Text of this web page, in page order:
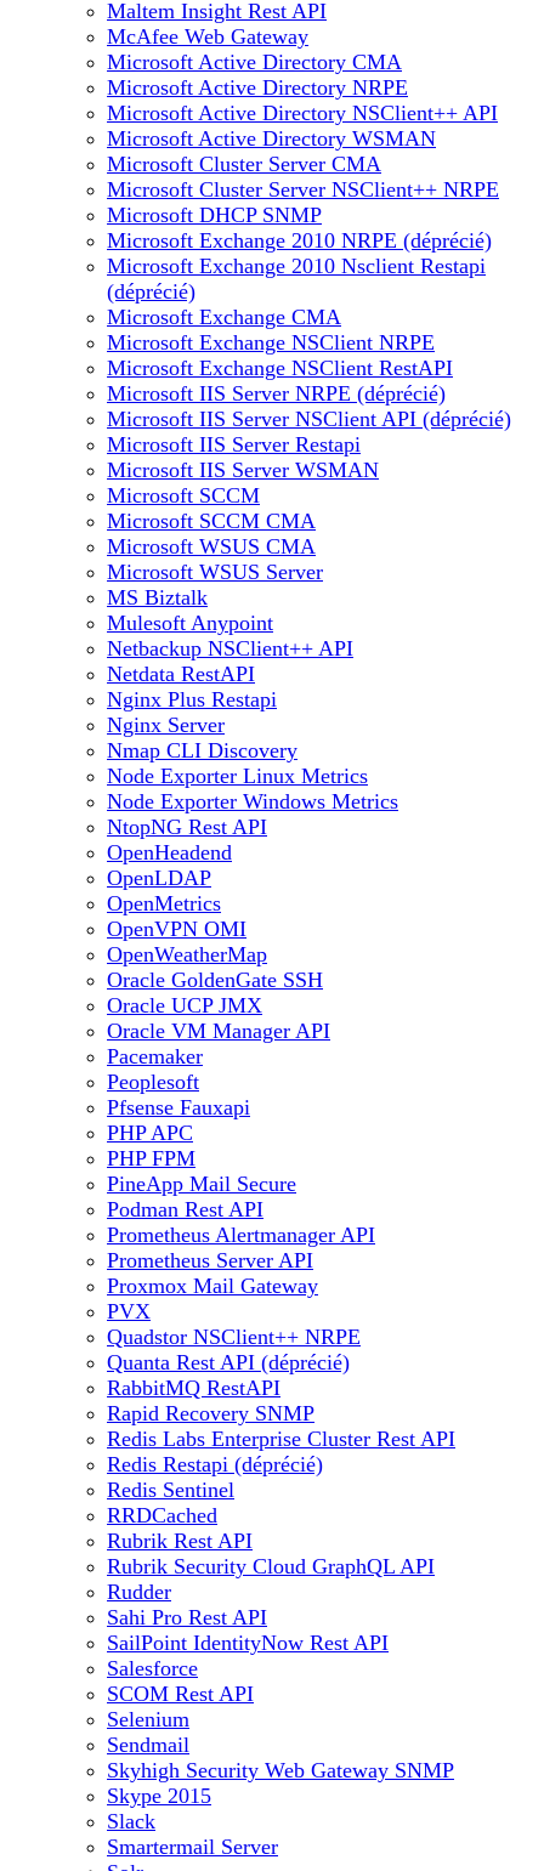
Maltem Insight Rest API
McAfee Web Gateway
Microsoft Active Directory CMA
Microsoft Active Directory NRPE
Microsoft Active Directory NSClient++ API
Microsoft Active Directory WSMAN
Microsoft Cluster Server CMA
Microsoft Cluster Server NSClient++ NRPE
Microsoft DHCP SNMP
Microsoft Exchange 2010 NRPE (déprécié)
Microsoft Exchange 2010 Nsclient Restapi
(déprécié)
Microsoft Exchange CMA
Microsoft Exchange NSClient NRPE
Microsoft Exchange NSClient RestAPI
Microsoft IIS Server NRPE (déprécié)
Microsoft IIS Server NSClient API (déprécié)
Microsoft IIS Server Restapi
Microsoft IIS Server WSMAN
Microsoft SCCM
Microsoft SCCM CMA
Microsoft WSUS CMA
Microsoft WSUS Server
MS Biztalk
Mulesoft Anypoint
Netbackup NSClient++ API
Netdata RestAPI
Nginx Plus Restapi
Nginx Server
Nmap CLI Discovery
Node Exporter Linux Metrics
Node Exporter Windows Metrics
NtopNG Rest API
OpenHeadend
OpenLDAP
OpenMetrics
OpenVPN OMI
OpenWeatherMap
Oracle GoldenGate SSH
Oracle UCP JMX
Oracle VM Manager API
Pacemaker
Peoplesoft
Pfsense Fauxapi
PHP APC
PHP FPM
PineApp Mail Secure
Podman Rest API
Prometheus Alertmanager API
Prometheus Server API
Proxmox Mail Gateway
PVX
Quadstor NSClient++ NRPE
Quanta Rest API (déprécié)
RabbitMQ RestAPI
Rapid Recovery SNMP
Redis Labs Enterprise Cluster Rest API
Redis Restapi (déprécié)
Redis Sentinel
RRDCached
Rubrik Rest API
Rubrik Security Cloud GraphQL API
Rudder
Sahi Pro Rest API
SailPoint IdentityNow Rest API
Salesforce
SCOM Rest API
Selenium
Sendmail
Skyhigh Security Web Gateway SNMP
Skype 2015
Slack
Smartermail Server